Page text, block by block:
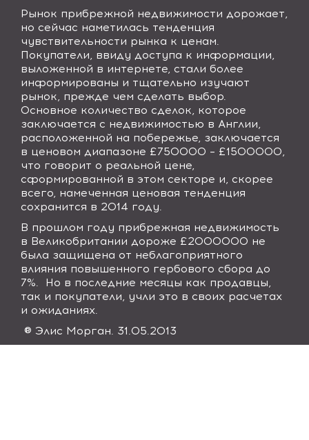
Рынок прибрежной недвижимости дорожает,
но сейчас наметилась тенденция
чувствительности рынка к ценам.
Покупатели, ввиду доступа к информации,
выложенной в интернете, стали более
информированы и тщательно изучают
рынок, прежде чем сделать выбор.
Основное количество сделок, которое
заключается с недвижимостью в Англии,
расположенной на побережье, заключается
в ценовом диапазоне £750000 – £1500000,
что говорит о реальной цене,
сформированной в этом секторе и, скорее
всего, намеченная ценовая тенденция
сохранится в 2014 году.
В прошлом году прибрежная недвижимость
в Великобритании дороже £2000000 не
была защищена от неблагоприятного
влияния повышенного гербового сбора до
7%. Но в последние месяцы как продавцы,
так и покупатели, учли это в своих расчетах
и ожиданиях.
® Элис Морган. 31.05.2013